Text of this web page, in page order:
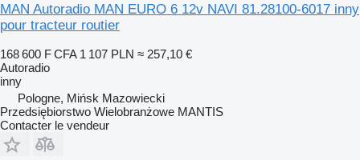
MAN Autoradio MAN EURO 6 12v NAVI 81.28100-6017 inny
pour tracteur routier
168 600 F CFA 1 107 PLN ≈ 257,10 €
Autoradio
inny
Pologne, Mińsk Mazowiecki
Przedsiębiorstwo Wielobranżowe MANTIS
Contacter le vendeur